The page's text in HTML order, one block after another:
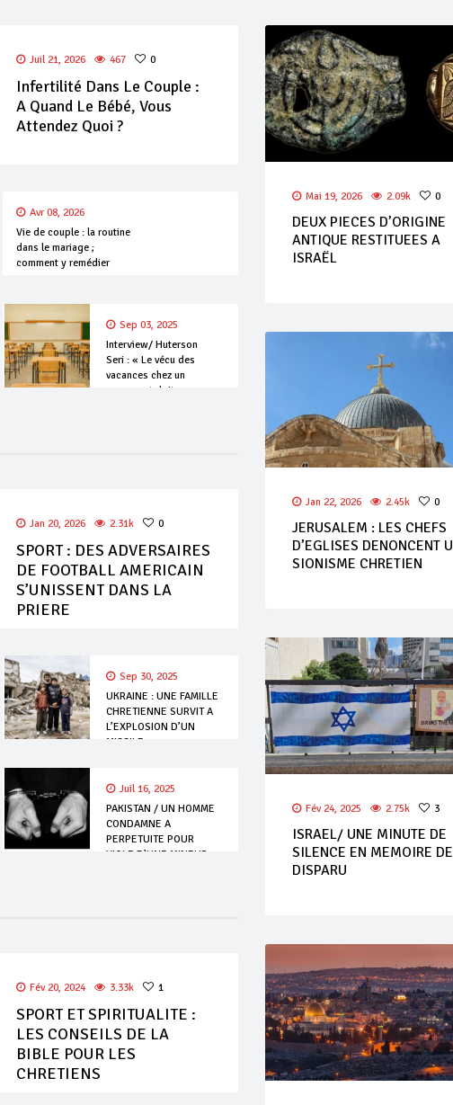
Juil 21, 2026 467 0
Infertilité Dans Le Couple :
A Quand Le Bébé, Vous
Attendez Quoi ?
Avr 08, 2026
Vie de couple : la routine
dans le mariage ;
comment y remédier
Sep 03, 2025
Interview/ Huterson
Seri : « Le vécu des
vacances chez un
apprenant doit
Jan 20, 2026 2.31k 0
SPORT : DES ADVERSAIRES
DE FOOTBALL AMERICAIN
S’UNISSENT DANS LA
PRIERE
Sep 30, 2025
UKRAINE : UNE FAMILLE
CHRETIENNE SURVIT A
L’EXPLOSION D’UN
MISSILE
Juil 16, 2025
PAKISTAN / UN HOMME
CONDAMNE A
PERPETUITE POUR
VIOLE D’UNE MINEUR
Fév 20, 2024 3.33k 1
SPORT ET SPIRITUALITE :
LES CONSEILS DE LA
BIBLE POUR LES
CHRETIENS
Mai 19, 2026 2.09k 0
DEUX PIECES D’ORIGINE
ANTIQUE RESTITUEES A
ISRAËL
Jan 22, 2026 2.45k 0
JERUSALEM : LES CHEFS
D’EGLISES DENONCENT
SIONISME CHRETIEN
Fév 24, 2025 2.75k 3
ISRAEL/ UNE MINUTE DE
SILENCE EN MEMOIRE
DISPARU